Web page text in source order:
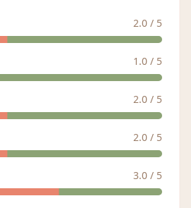
2.0 / 5
1.0 / 5
2.0 / 5
2.0 / 5
3.0 / 5